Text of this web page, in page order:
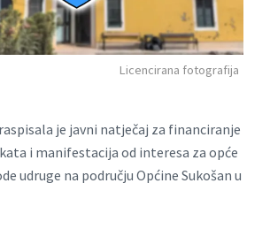
Licencirana fotografija
je javni natječaj za financiranje
i manifestacija od interesa za opće
udruge na području Općine Sukošan u